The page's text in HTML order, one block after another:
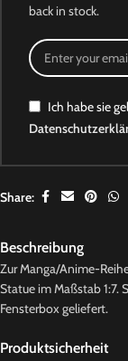
back in stock.
Ich habe sie
Share:
Beschreibung
Zur Manga/Anime-
Statue im Maßstab 1:7.
Fensterbox geliefert.
Produktsicherheit